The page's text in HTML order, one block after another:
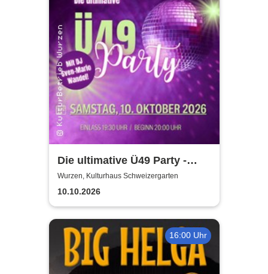
Die ultimative Ü49 Party -
Kulturhaus Schweizergarten
Wurzen, Kulturhaus Schweizergarten
10.10.2026
16:00 Uhr